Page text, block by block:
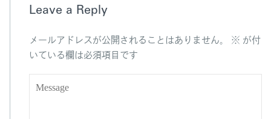
o
o
k
Leave a Reply
メールアドレスが公開されることはありません。 ※ が付
いている欄は必須項目です